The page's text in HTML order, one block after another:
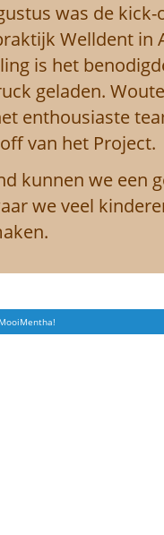
was de
Welldent in
is het
geladen.
enthousiaste
van het Project.
kunnen we een
we veel
MooiMentha!